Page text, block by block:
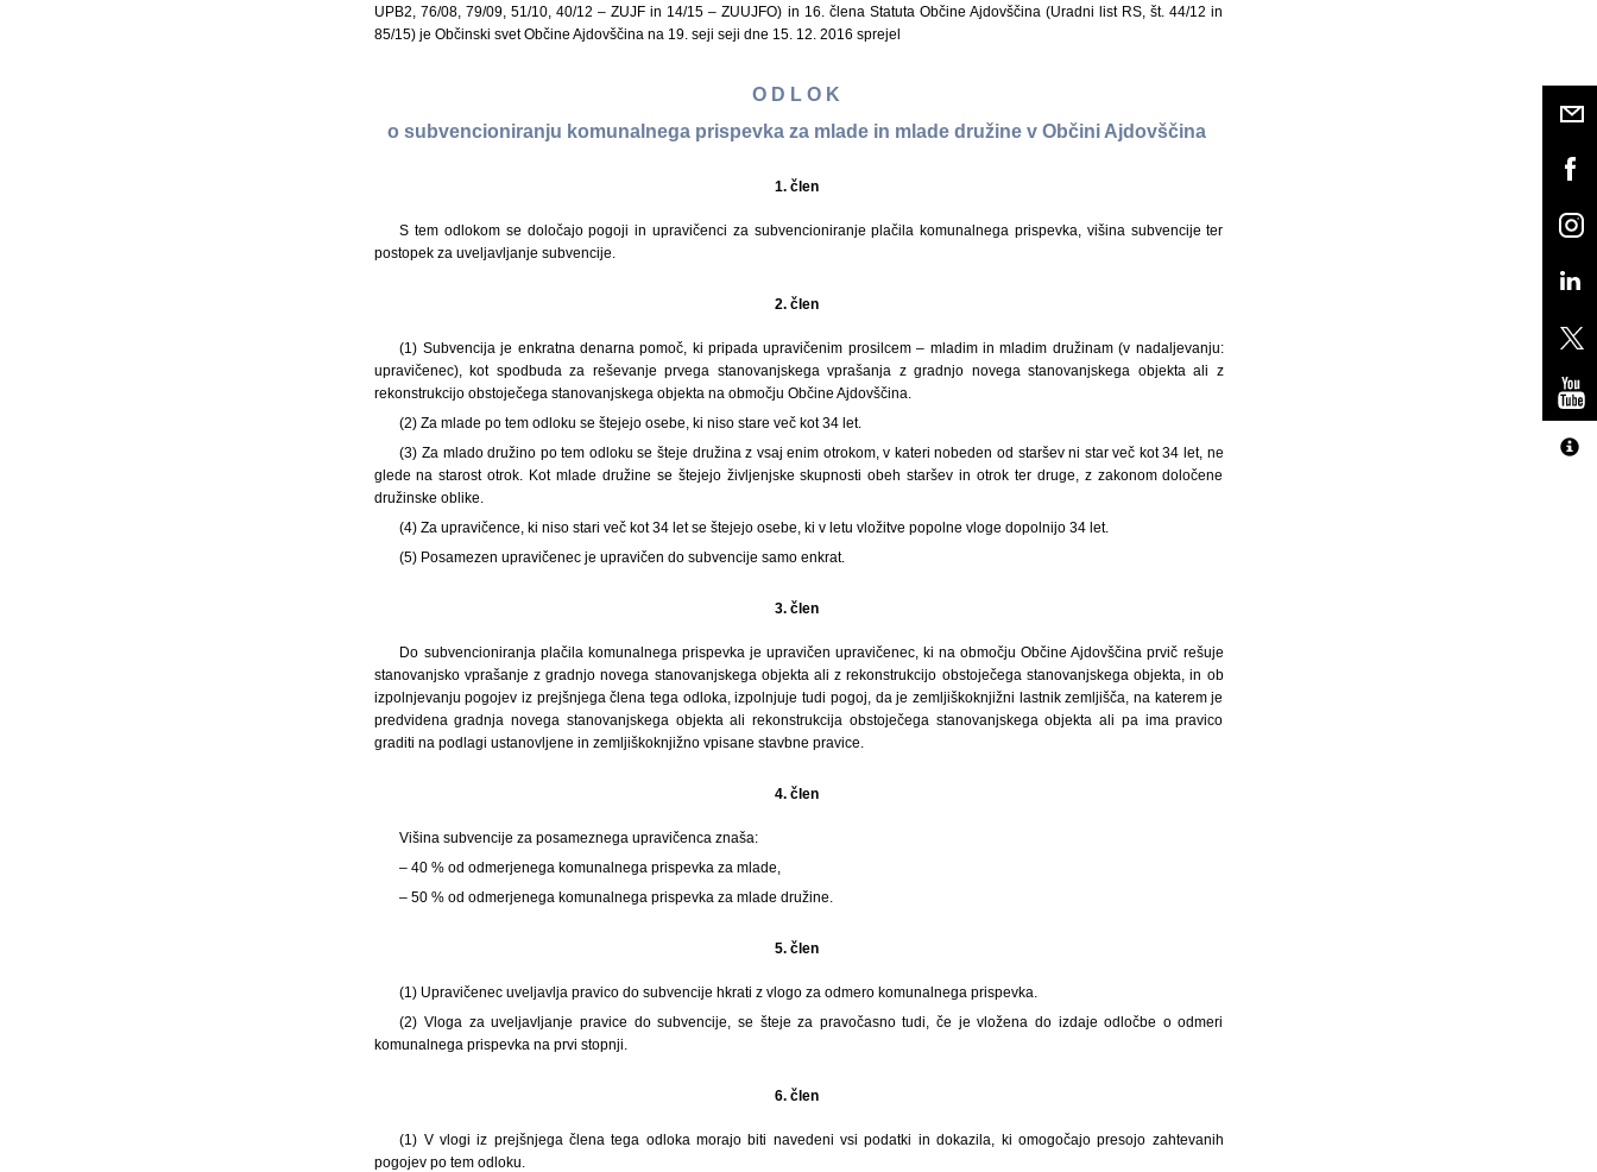
UPB2, 76/08, 79/09, 51/10, 40/12 – ZUJF in 14/15 – ZUUJFO) in 16. člena Statuta Občine Ajdovščina (Uradni list RS, št. 44/12 in
85/15) je Občinski svet Občine Ajdovščina na 19. seji seji dne 15. 12. 2016 sprejel
O D L O K
o subvencioniranju komunalnega prispevka za mlade in mlade družine v Občini Ajdovščina
1. člen
S tem odlokom se določajo pogoji in upravičenci za subvencioniranje plačila komunalnega prispevka, višina subvencije ter
postopek za uveljavljanje subvencije.
2. člen
(1) Subvencija je enkratna denarna pomoč, ki pripada upravičenim prosilcem – mladim in mladim družinam (v nadaljevanju:
upravičenec), kot spodbuda za reševanje prvega stanovanjskega vprašanja z gradnjo novega stanovanjskega objekta ali z
rekonstrukcijo obstoječega stanovanjskega objekta na območju Občine Ajdovščina.
(2) Za mlade po tem odloku se štejejo osebe, ki niso stare več kot 34 let.
(3) Za mlado družino po tem odloku se šteje družina z vsaj enim otrokom, v kateri nobeden od staršev ni star več kot 34 let, ne
glede na starost otrok. Kot mlade družine se štejejo življenjske skupnosti obeh staršev in otrok ter druge, z zakonom določene
družinske oblike.
(4) Za upravičence, ki niso stari več kot 34 let se štejejo osebe, ki v letu vložitve popolne vloge dopolnijo 34 let.
(5) Posamezen upravičenec je upravičen do subvencije samo enkrat.
3. člen
Do subvencioniranja plačila komunalnega prispevka je upravičen upravičenec, ki na območju Občine Ajdovščina prvič rešuje
stanovanjsko vprašanje z gradnjo novega stanovanjskega objekta ali z rekonstrukcijo obstoječega stanovanjskega objekta, in ob
izpolnjevanju pogojev iz prejšnjega člena tega odloka, izpolnjuje tudi pogoj, da je zemljiškoknjižni lastnik zemljišča, na katerem je
predvidena gradnja novega stanovanjskega objekta ali rekonstrukcija obstoječega stanovanjskega objekta ali pa ima pravico
graditi na podlagi ustanovljene in zemljiškoknjižno vpisane stavbne pravice.
4. člen
Višina subvencije za posameznega upravičenca znaša:
– 40 % od odmerjenega komunalnega prispevka za mlade,
– 50 % od odmerjenega komunalnega prispevka za mlade družine.
5. člen
(1) Upravičenec uveljavlja pravico do subvencije hkrati z vlogo za odmero komunalnega prispevka.
(2) Vloga za uveljavljanje pravice do subvencije, se šteje za pravočasno tudi, če je vložena do izdaje odločbe o odmeri
komunalnega prispevka na prvi stopnji.
6. člen
(1) V vlogi iz prejšnjega člena tega odloka morajo biti navedeni vsi podatki in dokazila, ki omogočajo presojo zahtevanih
pogojev po tem odloku.